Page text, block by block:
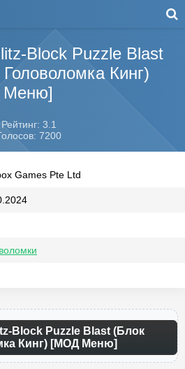
Block Puzzle Blast
Кинг)
Рейтинг: 3.1
7200
Games Pte Ltd
Block Puzzle Blast (Блок
Кинг) [МОД Меню]